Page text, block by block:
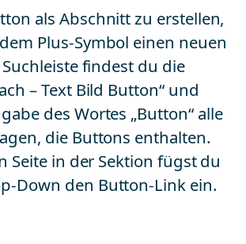
als Abschnitt zu erstellen,
Plus-Symbol einen neuen
findest du die
– Text Bild Button“ und
des Wortes „Button“ alle
die Buttons enthalten.
Seite in der Sektion fügst du
Down den Button-Link ein.